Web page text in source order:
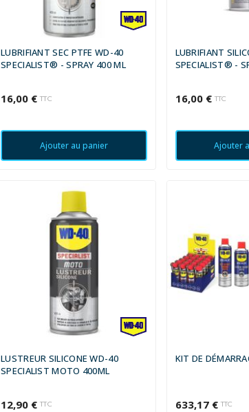
LUBRIFIANT SEC PTFE WD-40
SPECIALIST® - SPRAY 400 ML
16,00 € TTC
Ajouter au panier
LUBRIFIANT
SPECIALIST® -
16,00 € TTC
Ajouter
LUSTREUR SILICONE WD-40
SPECIALIST MOTO 400ML
12,90 € TTC
KIT DE
633,17 € TTC